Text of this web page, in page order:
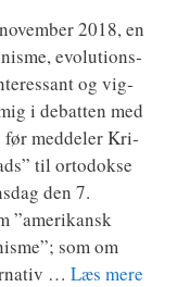
2018, en
evo­lu­tions­
og vig­
i debat­ten med
før med­del­er Kri­
til orto­dok­se
den 7.
”ame­ri­kansk
som om
… Læs mere